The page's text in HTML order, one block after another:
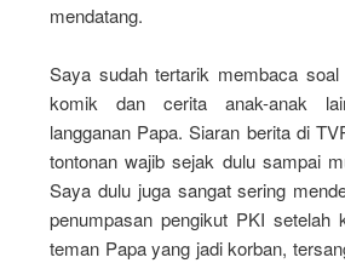
mendatang.
Saya sudah tertarik membaca
komik dan cerita anak-anak
langganan Papa. Siaran berita di
tontonan wajib sejak dulu sampai
Saya dulu juga sangat sering
penumpasan pengikut PKI setelah
teman Papa yang jadi korban,